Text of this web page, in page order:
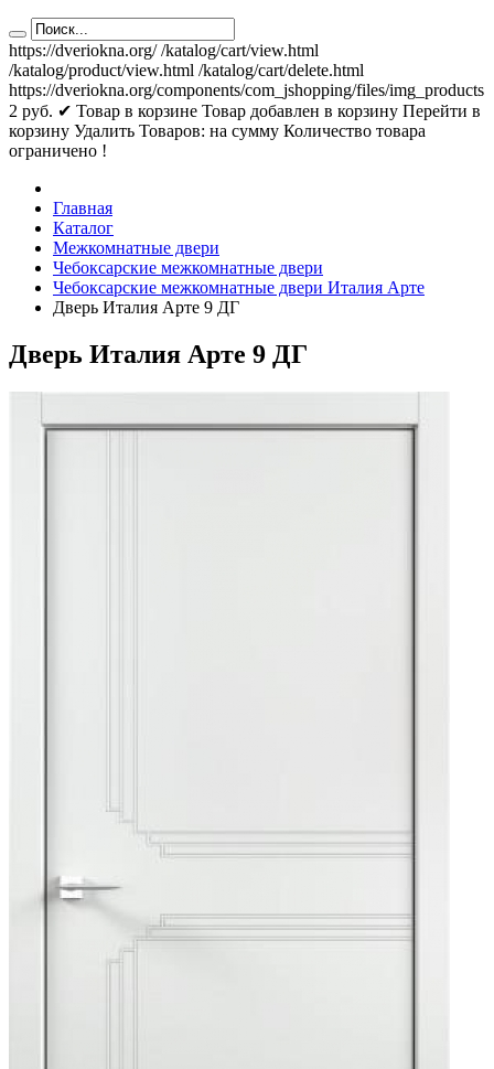
https://dveriokna.org/ /katalog/cart/view.html
/katalog/product/view.html /katalog/cart/delete.html
https://dveriokna.org/components/com_jshopping/files/img_products
2 руб. ✔ Товар в корзине Товар добавлен в корзину Перейти в
корзину Удалить Товаров: на сумму Количество товара
ограничено !
Главная
Каталог
Межкомнатные двери
Чебоксарские межкомнатные двери
Чебоксарские межкомнатные двери Италия Арте
Дверь Италия Арте 9 ДГ
Дверь Италия Арте 9 ДГ